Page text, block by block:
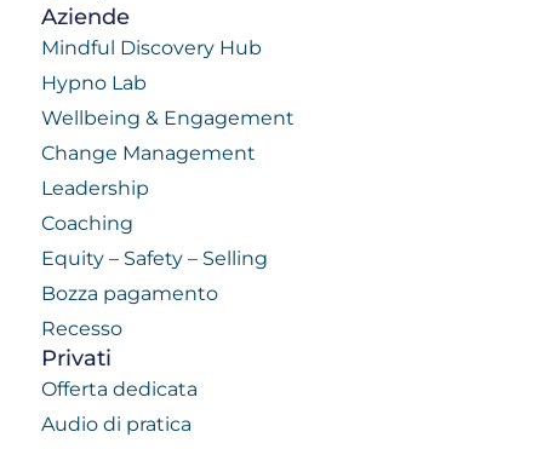
Aziende
Mindful Discovery Hub
Hypno Lab
Wellbeing & Engagement
Change Management
Leadership
Coaching
Equity – Safety – Selling
Bozza pagamento
Recesso
Privati
Offerta dedicata
Audio di pratica